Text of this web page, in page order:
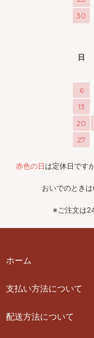
30
日
6
13
20
27
赤色の日は定休日です
おいでのとき
※ご注文は
ホーム
支払い方法について
配送方法について